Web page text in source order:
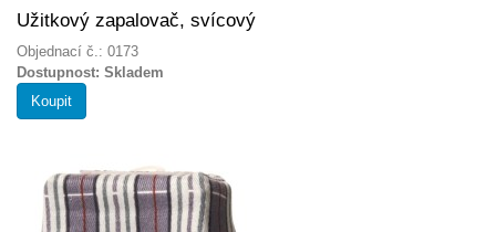
Užitkový zapalovač, svícový
Objednací č.: 0173
Dostupnost: Skladem
Koupit